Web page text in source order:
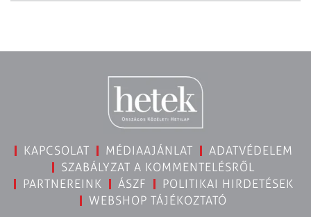
KAPCSOLAT MÉDIAAJÁNLAT
ADATVÉDELEM
SZABÁLYZAT A KOMMENTELÉSRŐL
PARTNEREINK
ÁSZF
POLITIKAI HIRDETÉSEK
WEBSHOP TÁJÉKOZTATÓ